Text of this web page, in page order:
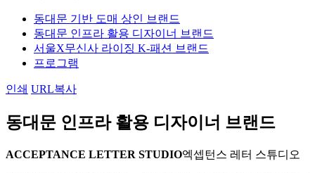
동대문 기반 도매 상인 브랜드
동대문 인프라 활용 디자이너 브랜드
서울X무신사 라이징 K-패션 브랜드
프로그램
인쇄 URL복사
동대문 인프라 활용 디자이너 브랜드
ACCEPTANCE LETTER STUDIO엑셉턴스 레터 스튜디오